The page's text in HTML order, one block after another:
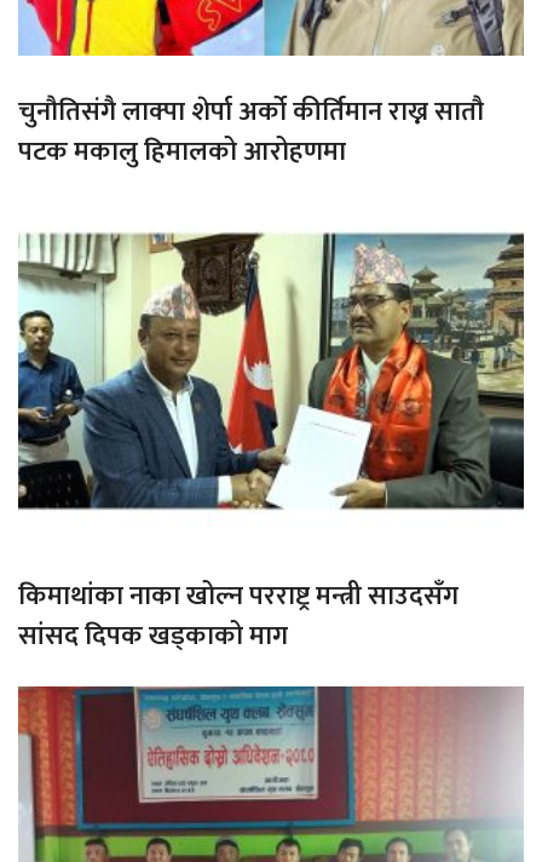
चुनौतिसंगै लाक्पा शेर्पा अर्को कीर्तिमान राख्न सातौ
पटक मकालु हिमालको आरोहणमा
किमाथांका नाका खोल्न परराष्ट्र मन्त्री साउदसँग
सांसद दिपक खड्काको माग